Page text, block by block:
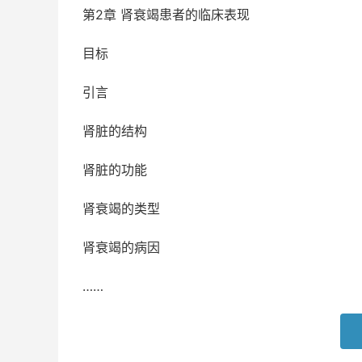
第2章 肾衰竭患者的临床表现
目标
引言
肾脏的结构
肾脏的功能
肾衰竭的类型
肾衰竭的病因
……